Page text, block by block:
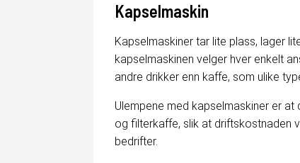
Kapselmaskin
Kapselmaskiner tar lite plass, lager
kapselmaskinen velger hver enkelt
andre drikker enn kaffe, som ulike
Ulempene med kapselmaskiner er
og filterkaffe, slik at driftskostnaden
bedrifter.